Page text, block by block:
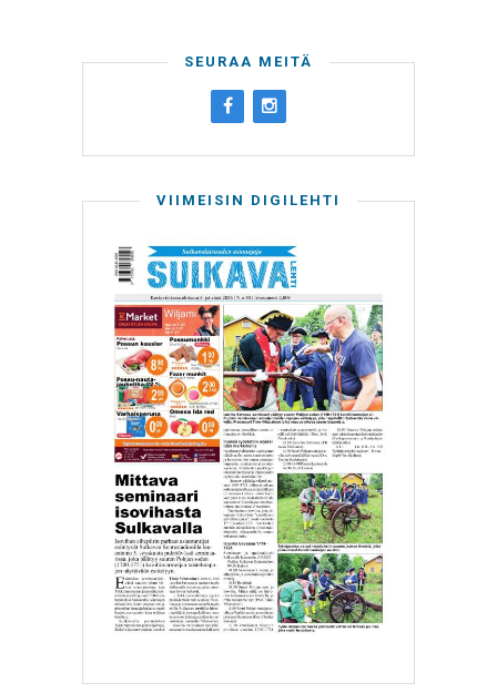
SEURAA MEITÄ
VIIMEISIN DIGILEHTI